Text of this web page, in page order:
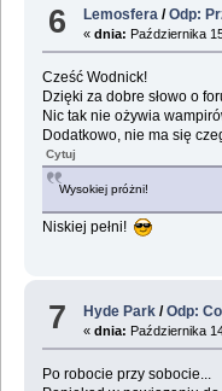
6 Lemosfera /Odp:
«dnia: Października
Cześć Wodnick!
Dzięki za dobre słowo o
Nic tak nie ożywia
Dodatkowo, nie ma się
Cytuj
Wysokiej próżni!
Niskiej pełni!
7 Hyde Park /Odp:
«dnia: Października
Po robocie przy sobocie...